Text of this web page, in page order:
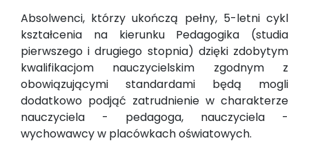
Absolwenci, którzy ukończą pełny, 5-letni cykl
kształcenia na kierunku Pedagogika (studia
pierwszego i drugiego stopnia) dzięki zdobytym
kwalifikacjom nauczycielskim zgodnym z
obowiązującymi standardami będą mogli
dodatkowo podjąć zatrudnienie w charakterze
nauczyciela - pedagoga, nauczyciela -
wychowawcy w placówkach oświatowych.